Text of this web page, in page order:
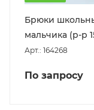
Брюки
мальчика (р-р
Арт.: 164268
По запросу